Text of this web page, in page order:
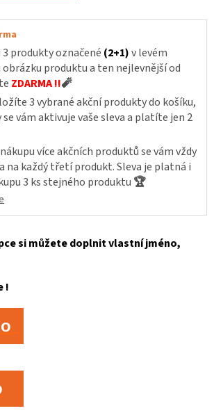
produkty označené (2+1)v levém
produktu a ten nejlevnější od
ZDARMA !!🧨
3 vybrané akční produkty do košíku,
vám aktivuje vaše sleva a platíte jen 2
více akčních produktů se vám vždy
na každý třetí produkt. Sleva je platná i
3 ks stejného produktu 🏆
si můžete doplnit vlastní jméno,
!